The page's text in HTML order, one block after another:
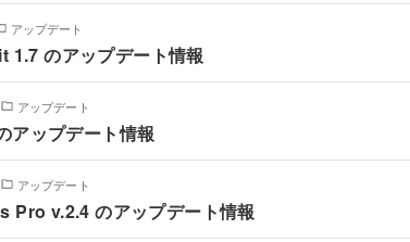
アップデート
のアップデート情報
アップデート
アップデート情報
アップデート
Pro v.2.4 のアップデート情報